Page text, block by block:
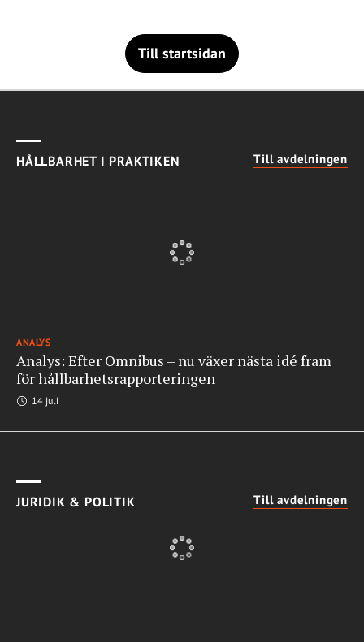
Till startsidan
HÅLLBARHET I PRAKTIKEN Till avdelningen
ANALYS
Analys: Efter Omnibus – nu växer nästa idé fram
för hållbarhetsrapporteringen
14 juli
JURIDIK & POLITIK Till avdelningen